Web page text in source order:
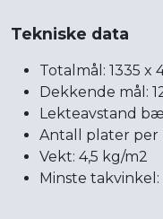
Tekniske data
Totalmål: 1335 x
Dekkende mål:
Lekteavstand
Antall plater per
Vekt: 4,5 kg/m2
Minste takvinkel: